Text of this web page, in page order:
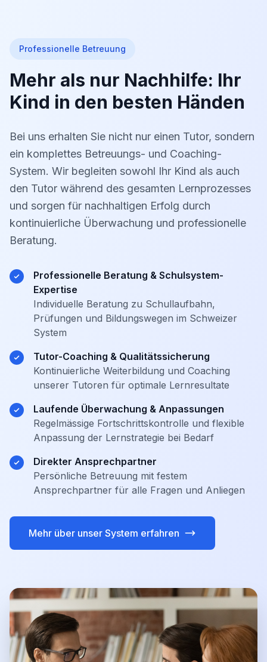
Professionelle Betreuung
Mehr als nur Nachhilfe: Ihr
Kind in den besten Händen
Bei uns erhalten Sie nicht nur einen Tutor, sondern
ein komplettes Betreuungs- und Coaching-
System. Wir begleiten sowohl Ihr Kind als auch
den Tutor während des gesamten Lernprozesses
und sorgen für nachhaltigen Erfolg durch
kontinuierliche Überwachung und professionelle
Beratung.
Professionelle Beratung & Schulsystem-
Expertise
Individuelle Beratung zu Schullaufbahn,
Prüfungen und Bildungswegen im Schweizer
System
Tutor-Coaching & Qualitätssicherung
Kontinuierliche Weiterbildung und Coaching
unserer Tutoren für optimale Lernresultate
Laufende Überwachung & Anpassungen
Regelmässige Fortschrittskontrolle und flexible
Anpassung der Lernstrategie bei Bedarf
Direkter Ansprechpartner
Persönliche Betreuung mit festem
Ansprechpartner für alle Fragen und Anliegen
Mehr über unser System erfahren